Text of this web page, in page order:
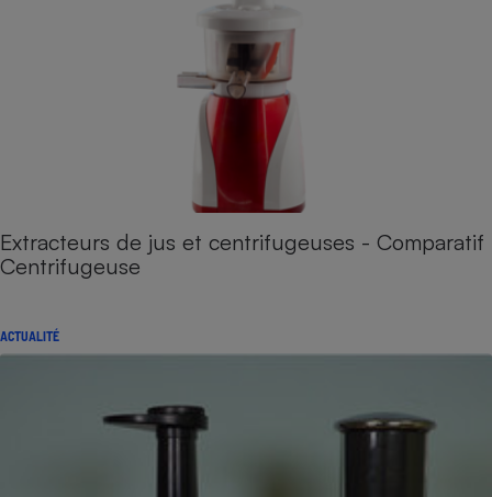
Extracteurs de jus et centrifugeuses - Comparatif
Centrifugeuse
ACTUALITÉ